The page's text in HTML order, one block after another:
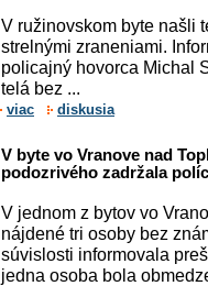
V ružinovskom byte našli
strelnými zraneniami.
policajný hovorca Michal
telá bez ...
viac diskusia
V byte vo Vranove nad
podozrivého zadržala
V jednom z bytov vo
nájdené tri osoby bez
súvislosti informovala
jedna osoba bola